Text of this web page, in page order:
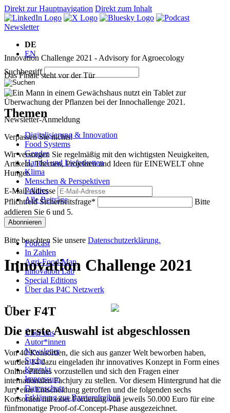
Direkt zur Hauptnavigation Direkt zum Inhalt
Newsletter
DE
EN
Suchbegriff
Themen
Digitalisierung & Innovation
Food Systems
Gender
Handel und Lieferketten
Klima
Menschen & Perspektiven
Politics
Alle Beiträge
Räume
Podcast
In Zahlen
Agri-Food-Map
Innovation Lab
Special Editions
Über das P4C Netzwerk
Über F4T
Über uns
Autor*innen
Newsletter
Suche
Kontakt
Impressum
Datenschutz
Erklärung zur Barrierefreiheit
Innovation Challenge 2021 - Advisory for Agroecology
Das Finale steht vor der Tür
Newsletter-Anmeldung
Verpassen Sie nichts!
Wir versorgen Sie regelmäßig mit den wichtigsten Neuigkeiten,
Artikeln, Themen, Projekten und Ideen für EINEWELT ohne
Hunger.
E-Mail-Adresse
PflichtfeldSicherheitsfrage*
Bitte
addieren Sie 6 und 5.
Abonnieren
Bitte beachten Sie unsere Datenschutzerklärung.
Innovation Challenge 2021
Die erste Auswahl ist abgeschlossen
Von 40 Konsortien, die sich aus ganzer Welt beworben haben,
wurden 14 dazu eingeladen ihr innovatives Konzept in Form eines
Online-Pitches vorzustellen und sich den Fragen einer
internationalen Fachjury zu stellen. Vor diesem Hintergrund hat die
Jury eine Entscheidung getroffen und die folgenden sechs
Konsortien mit einer Förderung von jeweils 50.000 Euro für eine
fünfmonatige Proof-of-Concept-Phase ausgezeichnet.